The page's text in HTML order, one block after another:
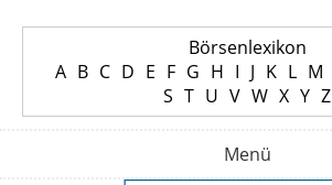
Börsenlexikon
A B C D E F G H I J K L M
S T U V W X Y Z
Menü